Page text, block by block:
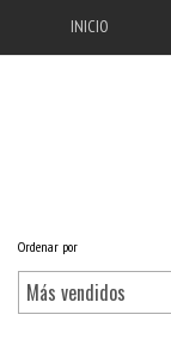
INICIO
Inicio / ACCESORIOS APPLE
Ordenar por